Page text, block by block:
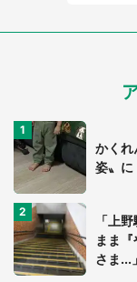
かくれ
姿〟
「上
まま
さま...